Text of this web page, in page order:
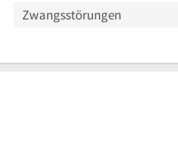
Zwangsstörungen